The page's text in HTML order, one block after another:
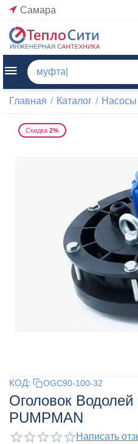
Самара
Главная / Каталог / Насосы
Скидка 2%
КОД: OGC90-100-32
Оголовок
PUMPMAN
Написать